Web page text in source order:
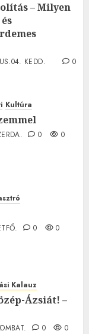
– Milyen
KEDD.
0
Kultúra
0 0
0 0
Kalauz
Ázsiát! –
0 0